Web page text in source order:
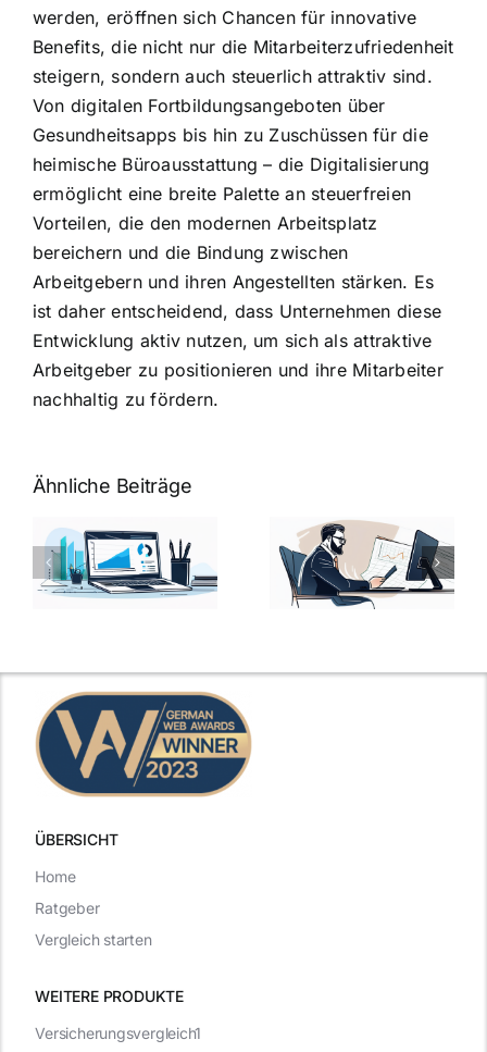
werden, eröffnen sich Chancen für innovative
Benefits, die nicht nur die Mitarbeiterzufriedenheit
steigern, sondern auch steuerlich attraktiv sind.
Von digitalen Fortbildungsangeboten über
Gesundheitsapps bis hin zu Zuschüssen für die
heimische Büroausstattung – die Digitalisierung
ermöglicht eine breite Palette an steuerfreien
Vorteilen, die den modernen Arbeitsplatz
bereichern und die Bindung zwischen
Arbeitgebern und ihren Angestellten stärken. Es
ist daher entscheidend, dass Unternehmen diese
Entwicklung aktiv nutzen, um sich als attraktive
Arbeitgeber zu positionieren und ihre Mitarbeiter
nachhaltig zu fördern.
Ähnliche Beiträge
Fragen zum
Geschicktes
Ansprechen
der
Vorstellungsgespräch
Fragen: 77
Fragen und
kluge
ÜBERSICHT
WEITERE PRODUKTE
Versicherungsvergleich1
Home
Ratgeber
Vergleich starten